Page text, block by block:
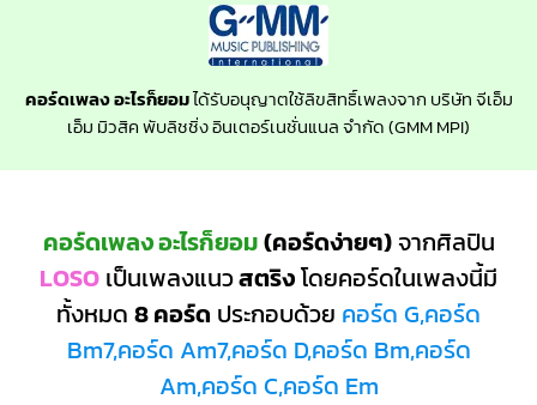
คอร์ดเพลง อะไรก็ยอมได้รับอนุญาตใช้ลิขสิทธิ์เพลงจาก บริษัท จีเอ็ม
เอ็ม มิวสิค พับลิชชิ่ง อินเตอร์เนชั่นแนล จำกัด (GMM MPI)
คอร์ดเพลง อะไรก็ยอม(คอร์ดง่ายๆ)จากศิลปิน
LOSO เป็นเพลงแนวสตริงโดยคอร์ดในเพลงนี้มี
ทั้งหมด 8 คอร์ด ประกอบด้วย คอร์ด G,คอร์ด
Bm7,คอร์ด Am7,คอร์ด D,คอร์ด Bm,คอร์ด
Am,คอร์ด C,คอร์ด Em